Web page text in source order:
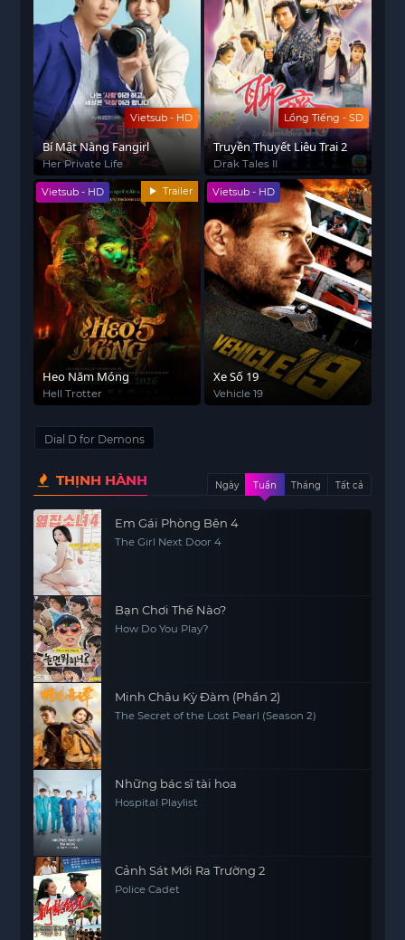
Vietsub - HD
Bí Mật Nàng Fangirl
Her Private Life
Lồng Tiếng - SD
Truyền Thuyết Liêu Trai 2
Drak Tales II
Vietsub - HD Trailer
Heo Năm Móng
Hell Trotter
Vietsub - HD
Xe Số 19
Vehicle 19
Dial D for Demons
THỊNH HÀNH Ngày Tuần Tháng Tất cả
Em Gái Phòng Bên 4
The Girl Next Door 4
Bạn Chơi Thế Nào?
How Do You Play?
Minh Châu Kỳ Đàm (Phần 2)
The Secret of the Lost Pearl (Season 2)
Những bác sĩ tài hoa
Hospital Playlist
Cảnh Sát Mới Ra Trường 2
Police Cadet